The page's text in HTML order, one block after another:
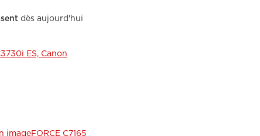
dès aujourd'hui
ES, Canon
imageFORCE C7165